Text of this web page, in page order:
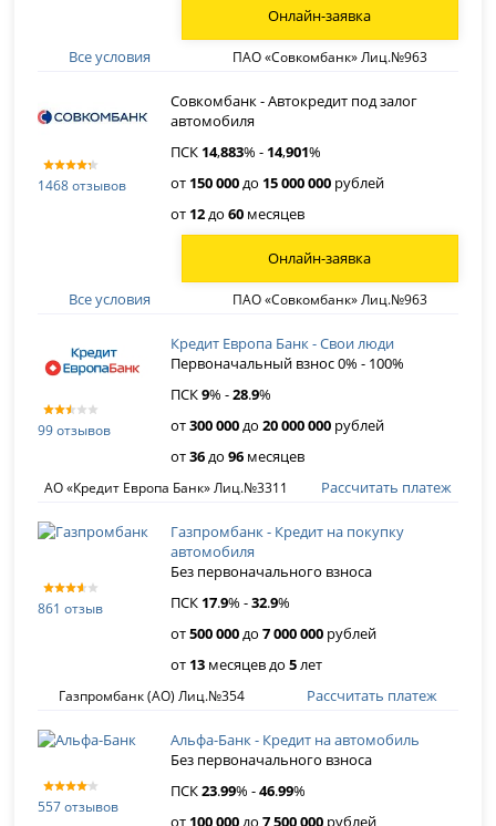
Все условия ПАО «Совкомбанк» Лиц.№963
Онлайн-заявка
1468 отзывов
Совкомбанк - Автокредит под залог
автомобиля
ПСК 14,883% - 14,901%
от 150 000до 15 000 000 рублей
от 12до60 месяцев
Все условия ПАО «Совкомбанк» Лиц.№963
Онлайн-заявка
99 отзывов
Кредит Европа Банк - Свои люди
Первоначальный взнос 0% - 100%
ПСК9% -28.9%
от300 000до20 000 000 рублей
от36до96 месяцев
АО «Кредит Европа Банк» Лиц.№3311 Рассчитать платеж
861 отзыв
Газпромбанк - Кредит на покупку
автомобиля
Без первоначального взноса
ПСК 17.9% -32.9%
от500 000до7 000 000 рублей
от 13 месяцев до5лет
Газпромбанк (АО) Лиц.№354 Рассчитать платеж
557 отзывов
Альфа-Банк - Кредит на автомобиль
Без первоначального взноса
ПСК23.99% -46.99%
от 100 000до7 500 000 рублей